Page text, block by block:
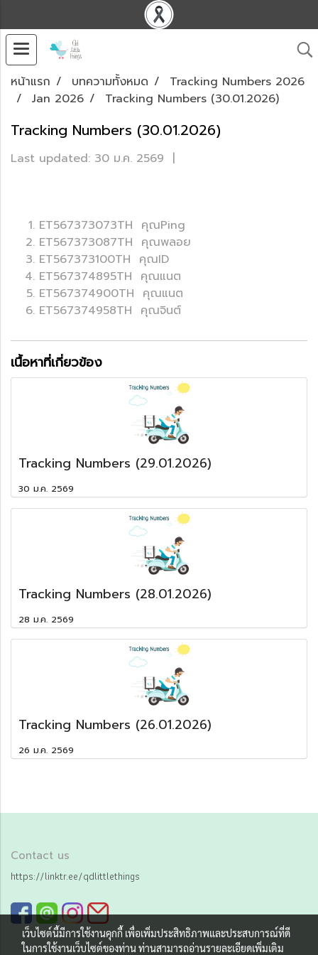
หน้าแรก บทความทั้งหมด
Tracking Numbers 2026
Jan 2026
Tracking Numbers (30.01.2026)
Tracking Numbers (30.01.2026)
Last updated: 30 ม.ค. 2569 |
ET567373073TH คุณPing
ET567373087TH คุณพลอย
ET567373100TH คุณID
ET567374895TH คุณแนต
ET567374900TH คุณแนต
ET567374958TH คุณจินต์
เนื้อหาที่เกี่ยวข้อง
Tracking Numbers (29.01.2026)
30 ม.ค. 2569
Tracking Numbers (28.01.2026)
28 ม.ค. 2569
Tracking Numbers (26.01.2026)
26 ม.ค. 2569
Contact us
https://linktr.ee/qdlittlethings
เว็บไซต์นี้มีการใช้งานคุกกี้ เพื่อเพิ่มประสิทธิภาพและประสบการณ์ที่ดี
ในการใช้งานเว็บไซต์ของท่าน ท่านสามารถอ่านรายละเอียดเพิ่มเติม